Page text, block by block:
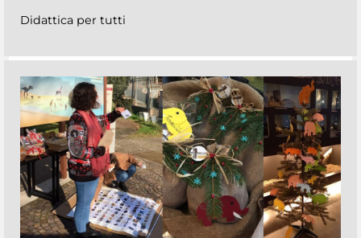
Didattica per tutti